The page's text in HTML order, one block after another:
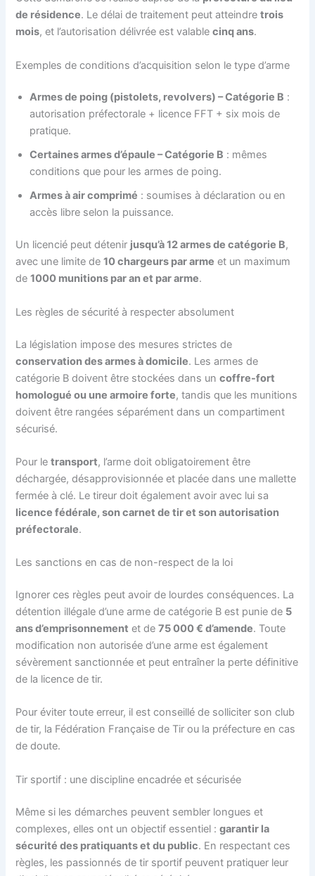
de résidence. Le délai de traitement peut atteindretrois
mois, et l’autorisation délivrée est valablecinq ans.
Exemples de conditions d’acquisition selon le type d’arme
Armes de poing (pistolets, revolvers) – Catégorie B :
autorisation préfectorale + licence FFT + six mois de
pratique.
Certaines armes d’épaule – Catégorie B : mêmes
conditions que pour les armes de poing.
Armes à air comprimé : soumises à déclaration ou en
accès libre selon la puissance.
Un licencié peut détenir jusqu’à 12 armes de catégorie B,
avec une limite de10 chargeurs par arme et un maximum
de1000 munitions par an et par arme.
Les règles de sécurité à respecter absolument
La législation impose des mesures strictes de
conservation des armes à domicile. Les armes de
catégorie B doivent être stockées dans uncoffre-fort
homologué ou une armoire forte, tandis que les munitions
doivent être rangées séparément dans un compartiment
sécurisé.
Pour letransport, l’arme doit obligatoirement être
déchargée, désapprovisionnée et placée dans une mallette
fermée à clé. Le tireur doit également avoir avec lui sa
licence fédérale, son carnet de tir et son autorisation
préfectorale.
Les sanctions en cas de non-respect de la loi
Ignorer ces règles peut avoir de lourdes conséquences. La
détention illégale d’une arme de catégorie B est punie de 5
ans d’emprisonnement et de75 000 € d’amende. Toute
modification non autorisée d’une arme est également
sévèrement sanctionnée et peut entraîner la perte définitive
de la licence de tir.
Pour éviter toute erreur, il est conseillé de solliciter son club
de tir, la Fédération Française de Tir ou la préfecture en cas
de doute.
Tir sportif : une discipline encadrée et sécurisée
Même si les démarches peuvent sembler longues et
complexes, elles ont un objectif essentiel :garantir la
sécurité des pratiquants et du public. En respectant ces
règles, les passionnés de tir sportif peuvent pratiquer leur